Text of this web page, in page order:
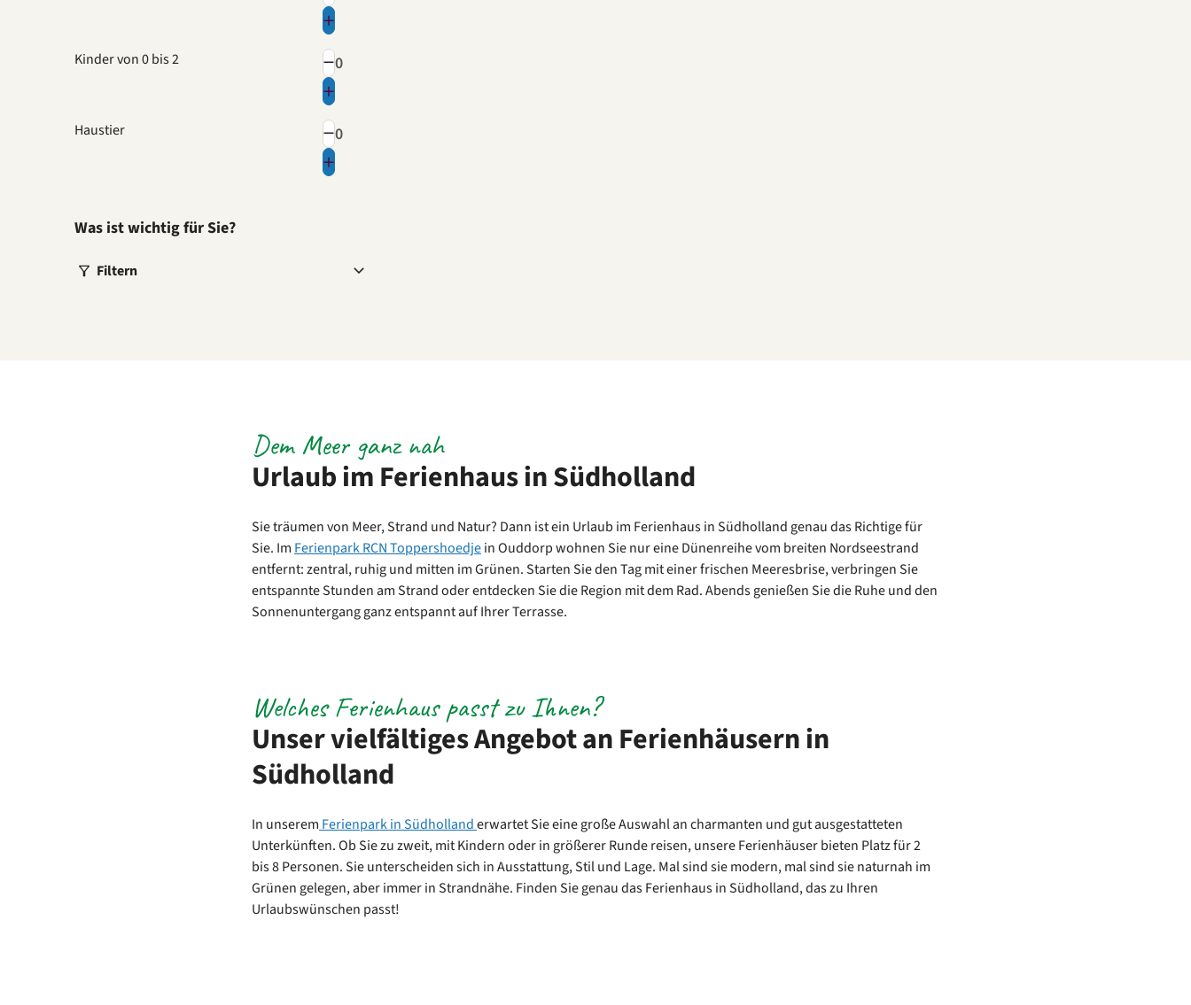
Kinder von 0 bis 2
Haustier
Was ist wichtig für Sie?
Filtern
Urlaub im Ferienhaus in Südholland
Dem Meer ganz nah
Sie träumen von Meer, Strand und Natur? Dann ist ein Urlaub im Ferienhaus in Südholland genau das Richtige für
Sie. Im Ferienpark RCN Toppershoedjein Ouddorp wohnen Sie nur eine Dünenreihe vom breiten Nordseestrand
entfernt: zentral, ruhig und mitten im Grünen. Starten Sie den Tag mit einer frischen Meeresbrise, verbringen Sie
entspannte Stunden am Strand oder entdecken Sie die Region mit dem Rad. Abends genießen Sie die Ruhe und den
Sonnenuntergang ganz entspannt auf Ihrer Terrasse.
Unser vielfältiges Angebot an Ferienhäusern in
Südholland
Welches Ferienhaus passt zu Ihnen?
In unserem Ferienpark in Südhollanderwartet Sie eine große Auswahl an charmanten und gut ausgestatteten
Unterkünften. Ob Sie zu zweit, mit Kindern oder in größerer Runde reisen, unsere Ferienhäuser bieten Platz für 2
bis 8 Personen. Sie unterscheiden sich in Ausstattung, Stil und Lage. Mal sind sie modern, mal sind sie naturnah im
Grünen gelegen, aber immer in Strandnähe. Finden Sie genau das Ferienhaus in Südholland, das zu Ihren
Urlaubswünschen passt!